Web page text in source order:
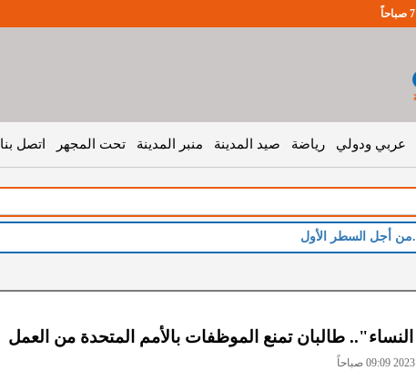
عربي ودولي رياضة صيد المدينة منبر المدينة تحت المجهر اتصل بنا
طالبان تمنع الموظفات بالأمم المتحدة من العمل